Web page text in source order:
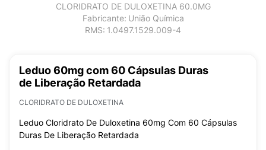
CLORIDRATO DE DULOXETINA 60.0MG
Fabricante: União Química
RMS: 1.0497.1529.009-4
Leduo 60mg com 60 Cápsulas Duras
de Liberação Retardada
CLORIDRATO DE DULOXETINA
Leduo Cloridrato De Duloxetina 60mg Com 60 Cápsulas
Duras De Liberação Retardada